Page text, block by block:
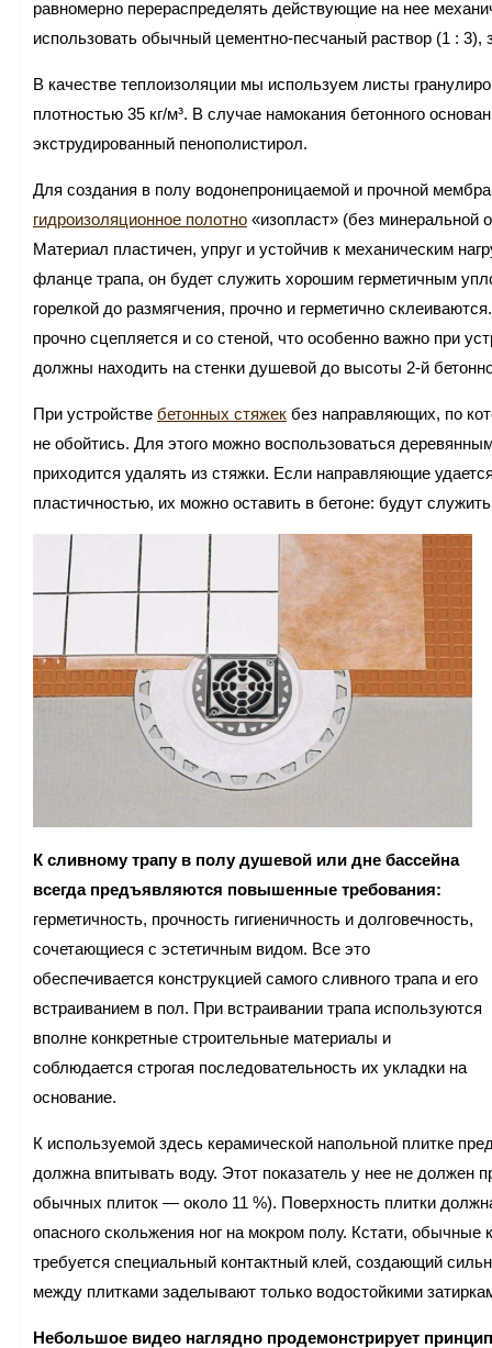
равномерно перераспределять действующие на нее
использовать обычный цементно-песчаный раствор (1 : 3),
В качестве теплоизоляции мы используем листы
плотностью 35 кг/м³. В случае намокания бетонного
экструдированный пенополистирол.
Для создания в полу водонепроницаемой и прочной
гидроизоляционное полотно «изопласт» (без минеральной
Материал пластичен, упруг и устойчив к механическим
фланце трапа, он будет служить хорошим герметичным
горелкой до размягчения, прочно и герметично
прочно сцепляется и со стеной, что особенно важно при
должны находить на стенки душевой до высоты 2-й
При устройстве бетонных стяжек без направляющих, по
не обойтись. Для этого можно воспользоваться
приходится удалять из стяжки. Если направляющие
пластичностью, их можно оставить в бетоне: будут
К сливному трапу в полу душевой или дне бассейна
всегда предъявляются повышенные требования:
герметичность, прочность гигиеничность и долговечность,
сочетающиеся с эстетичным видом. Все это
обеспечивается конструкцией самого сливного трапа и его
встраиванием в пол. При встраивании трапа используются
вполне конкретные строительные материалы и
соблюдается строгая последовательность их укладки на
основание.
К используемой здесь керамической напольной плитке
должна впитывать воду. Этот показатель у нее не должен
обычных плиток — около 11 %). Поверхность плитки
опасного скольжения ног на мокром полу. Кстати,
требуется специальный контактный клей, создающий
между плитками заделывают только водостойкими
Небольшое видео наглядно продемонстрирует